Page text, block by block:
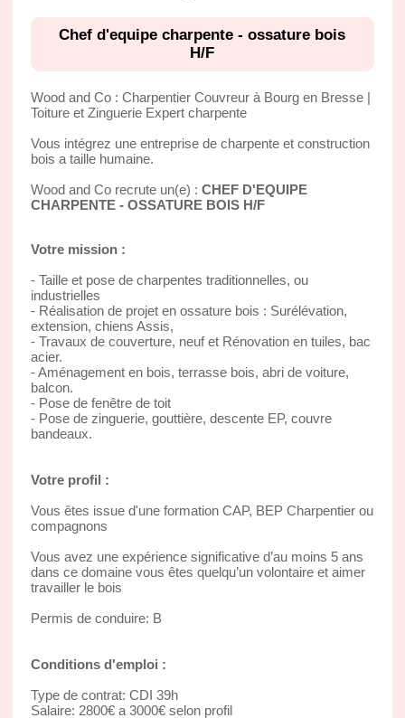
Chef d'equipe charpente - ossature bois
H/F
Wood and Co : Charpentier Couvreur à Bourg en Bresse |
Toiture et Zinguerie Expert charpente
Vous intégrez une entreprise de charpente et construction
bois a taille humaine.
Wood and Co recrute un(e) : CHEF D'EQUIPE
CHARPENTE - OSSATURE BOIS H/F
Votre mission :
- Taille et pose de charpentes traditionnelles, ou
industrielles
- Réalisation de projet en ossature bois : Surélévation,
extension, chiens Assis,
- Travaux de couverture, neuf et Rénovation en tuiles, bac
acier.
- Aménagement en bois, terrasse bois, abri de voiture,
balcon.
- Pose de fenêtre de toit
- Pose de zinguerie, gouttière, descente EP, couvre
bandeaux.
Votre profil :
Vous êtes issue d'une formation CAP, BEP Charpentier ou
compagnons
Vous avez une expérience significative d’au moins 5 ans
dans ce domaine vous êtes quelqu’un volontaire et aimer
travailler le bois
Permis de conduire: B
Conditions d'emploi :
Type de contrat: CDI 39h
Salaire: 2800€ a 3000€ selon profil